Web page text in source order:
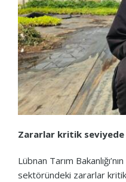
Zararlar kritik seviyede
Lübnan Tarım
sektöründeki zararlar